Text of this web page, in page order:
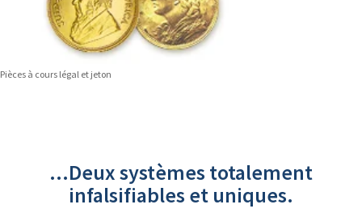
Pièces à cours légal et jeton
...Deux systèmes totalement
infalsifiables et uniques.